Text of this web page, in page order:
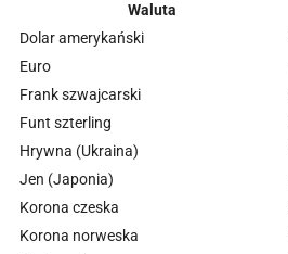
Waluta
Dolar amerykański
Euro
Frank szwajcarski
Funt szterling
Hrywna (Ukraina)
Jen (Japonia)
Korona czeska
Korona norweska